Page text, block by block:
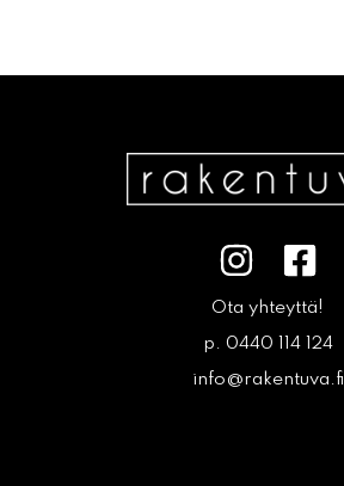
Ota yhteyttä!
p. 0440 114 124
info@rakentuva.fi